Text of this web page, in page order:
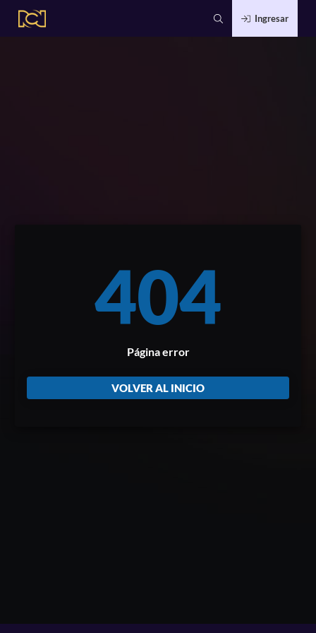
Ingresar
404
Página error
VOLVER AL INICIO